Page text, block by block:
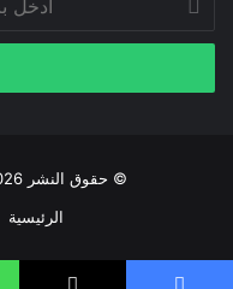
بريدك
الإلكتروني
© حقوق النشر 2026، جميع الحقوق محفوظة |
الرئيسية